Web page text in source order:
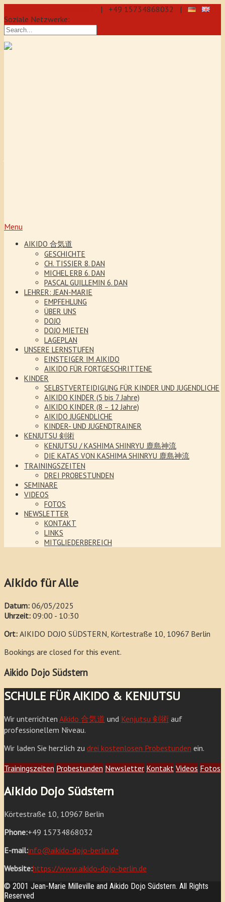
| +49 15734868032 |
Soziale Netzwerke:
Menu
AIKIDO 合気道
GESCHICHTE
CH. TISSIER 8. DAN
MICHEL ERB 6. DAN
PASCAL GUILLEMIN 6. DAN
LEHRER: JEAN-MARIE
EMPFEHLUNG
ÜBER UNS
DOJO
DOJO MIETEN
LAGEPLAN
UNSERE LERNSTUFEN
EINSTEIGER IM AIKIDO
AIKIDO FÜR FORTGESCHRITTENE
KINDER
SELBSTVERTEIDIGUNG FÜR KINDER UND JUGENDLICHE
AIKIDO KINDER (5 bis 7 Jahre)
AIKIDO KINDER (8 – 12 Jahre)
AIKIDO JUGENDLICHE
KINDER- UND JUGENDTRAINER
KENJUTSU 剣術
KENJUTSU / KASHIMA SHINRYU 鹿島神流
DIE KATAS VON KASHIMA SHINRYU 鹿島神流
TRAININGSZEITEN
DREI PROBESTUNDEN
SEMINARE
VIDEOS
FOTOS
NEWSLETTER
KONTAKT
LINKS
MITGLIEDERBEREICH
Aikido für Alle
Datum: 06/05/2025
Uhrzeit: 09:00 - 10:30
Ort: AIKIDO DOJO SÜDSTERN, Körtestraße 10, 10967 Berlin
Bookings are closed for this event.
Aikido Dojo Südstern
SCHULE FÜR AIKIDO & KENJUTSU
Wir unterrichten Aikido 合気道 und Kenjutsu 剣術 auf
professionellem Niveau.
Wir laden Sie herzlich zu drei kostenlosen Probestunden ein.
Trainingszeiten Probestunden Newsletter Kontakt Videos Fotos
Aikido Dojo Südstern
Körtestraße 10, 10967 Berlin
Phone:+49 15734868032
E-mail:info@aikido-dojo-berlin.de
Website:https://www.aikido-dojo-berlin.de
© 2001 Jean-Marie Milleville and Aikido Dojo Südstern. All Rights
Reserved